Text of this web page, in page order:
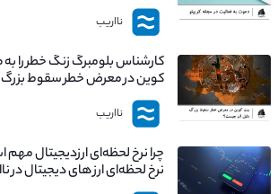
نااریب
کارشناس بلومبرگ زنگ خطر را
کوین در معرض خطر سقوط
چیست؟
نااریب
چرا نرخ لحظه‌ای ارزدیجیتال
نرخ لحظه‌ای ارز های دیجیتال در